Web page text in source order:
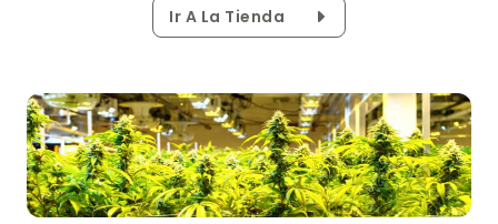
Ir A La Tienda